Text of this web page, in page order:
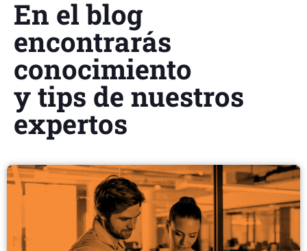
En el blog
encontrarás
conocimiento
y tips de nuestros
expertos